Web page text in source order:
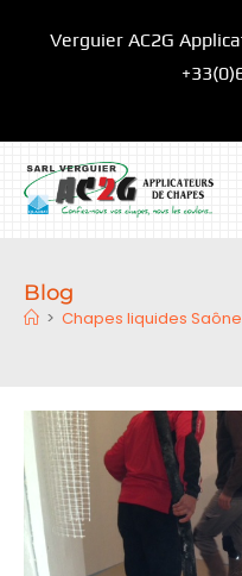
Verguier AC2G
Blog
> Chapes liquides